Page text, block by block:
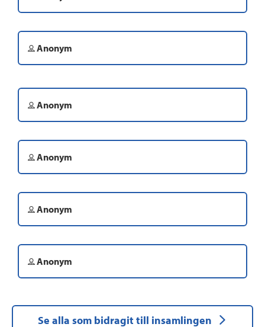
Anonym
Anonym
Anonym
Anonym
Anonym
Se alla som bidragit till insamlingen